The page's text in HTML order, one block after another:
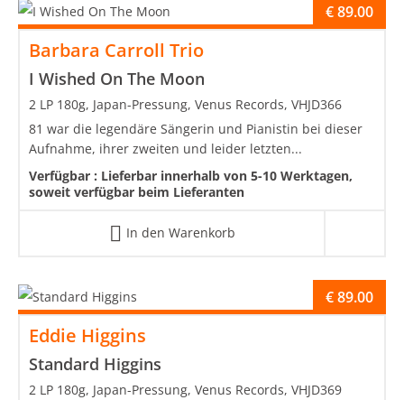
Barbara Carroll Trio
I Wished On The Moon
€89.00
2 LP 180g, Japan-Pressung, Venus Records, VHJD366
81 war die legendäre Sängerin und Pianistin bei dieser
Aufnahme, ihrer zweiten und leider letzten...
Verfügbar : Lieferbar innerhalb von 5-10 Werktagen,
soweit verfügbar beim Lieferanten
In den Warenkorb
Eddie Higgins
Standard Higgins
€89.00
2 LP 180g, Japan-Pressung, Venus Records, VHJD369